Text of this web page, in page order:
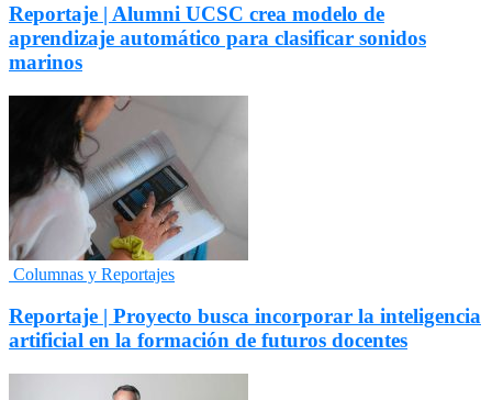
Reportaje | Alumni UCSC crea modelo de
aprendizaje automático para clasificar sonidos
marinos
Columnas y Reportajes
Reportaje | Proyecto busca incorporar la inteligencia
artificial en la formación de futuros docentes